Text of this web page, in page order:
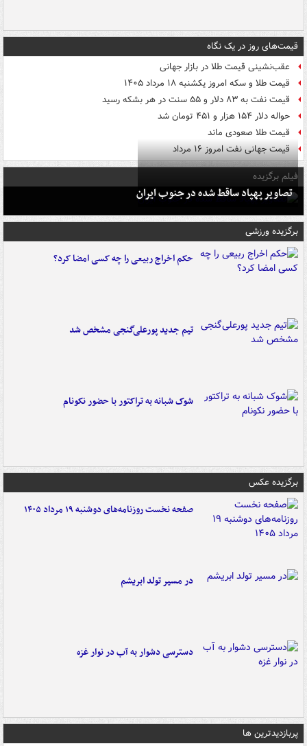
قیمت‌های روز در یک نگاه
عقب‌نشینی قیمت طلا در بازار جهانی
قیمت طلا و سکه امروز یکشنبه ۱۸ مرداد ۱۴۰۵
قیمت نفت به ۸۳ دلار و ۵۵ سنت در هر بشکه رسید
حواله دلار ۱۵۴ هزار و ۴۵۱ تومان شد
قیمت طلا صعودی ماند
قیمت جهانی نفت امروز ۱۶ مرداد
فیلم برگزیده
تصاویر پهپاد ساقط شده در جنوب ایران
برگزیده ورزشی
حکم اخراج ربیعی را چه کسی امضا کرد؟
تیم جدید پورعلی‌گنجی مشخص شد
شوک شبانه به تراکتور با حضور نکونام
برگزیده عکس
صفحه نخست روزنامه‌های دوشنبه ۱۹ مرداد ۱۴۰۵
در مسیر تولد ابریشم
دسترسی دشوار به آب در نوار غزه
پربازدیدترین ها